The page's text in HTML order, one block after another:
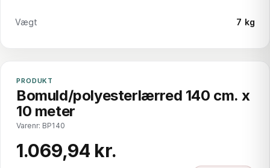
Vægt 7 kg
PRODUKT
Bomuld/polyesterlærred 140 cm. x
10 meter
Varenr: BP140
1.069,94 kr.